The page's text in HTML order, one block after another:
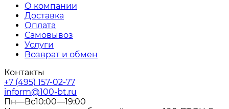
О компании
Доставка
Оплата
Самовывоз
Услуги
Возврат и обмен
Контакты
+7 (495) 157-02-77
inform@100-bt.ru
Пн—Вс10:00—19:00